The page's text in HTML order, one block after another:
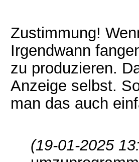
Zustimmung!
Irgendwann
zu produzieren.
Anzeige selbst.
man das auch
(19-01-2025